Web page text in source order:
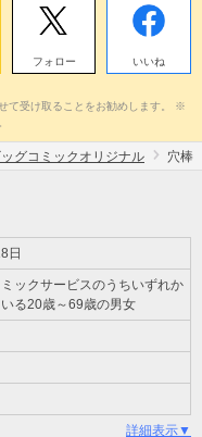
フォロー いいね
て受け取ることをお勧めします。 ※
ッグコミックオリジナル 穴棒
日
ックサービスのうちいずれか
る20歳～69歳の男女
詳細表示▼